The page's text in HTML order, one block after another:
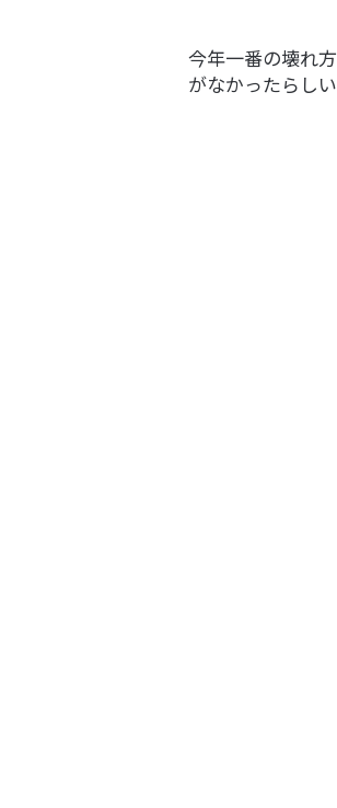
今年一番の壊れ
がなかったらし